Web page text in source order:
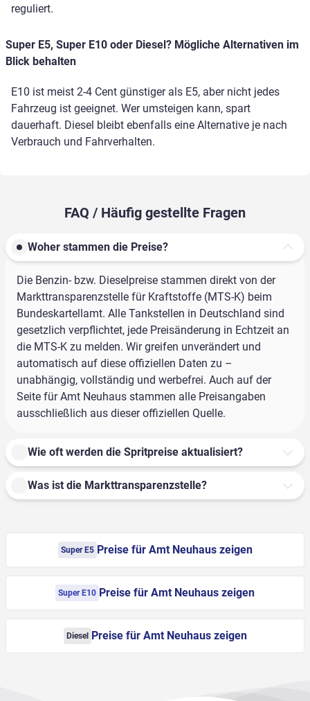
reguliert.
Super E5, Super E10 oder Diesel? Mögliche Alternativen im
Blick behalten
E10 ist meist 2-4 Cent günstiger als E5, aber nicht jedes
Fahrzeug ist geeignet. Wer umsteigen kann, spart
dauerhaft. Diesel bleibt ebenfalls eine Alternative je nach
Verbrauch und Fahrverhalten.
FAQ / Häufig gestellte Fragen
Woher stammen die Preise?
Die Benzin- bzw. Dieselpreise stammen direkt von der
Markttransparenzstelle für Kraftstoffe (MTS-K) beim
Bundeskartellamt. Alle Tankstellen in Deutschland sind
gesetzlich verpflichtet, jede Preisänderung in Echtzeit an
die MTS-K zu melden. Wir greifen unverändert und
automatisch auf diese offiziellen Daten zu –
unabhängig, vollständig und werbefrei. Auch auf der
Seite für Amt Neuhaus stammen alle Preisangaben
ausschließlich aus dieser offiziellen Quelle.
Wie oft werden die Spritpreise aktualisiert?
Was ist die Markttransparenzstelle?
Super E5 Preise für Amt Neuhaus zeigen
Super E10 Preise für Amt Neuhaus zeigen
Diesel Preise für Amt Neuhaus zeigen